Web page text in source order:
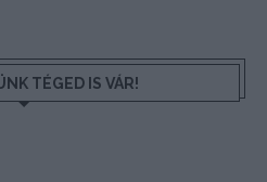
TÉGED IS VÁR!